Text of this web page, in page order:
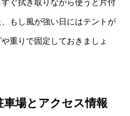
すぐ拭き取りながら使うと片付
もし風が強い日にはテントが
重りで固定しておきましょ
車場とアクセス情報